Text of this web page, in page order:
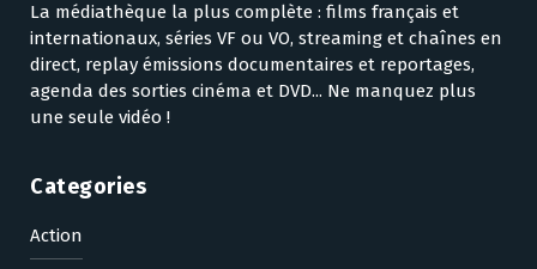
La médiathèque la plus complète : films français et
internationaux, séries VF ou VO, streaming et chaînes en
direct, replay émissions documentaires et reportages,
agenda des sorties cinéma et DVD... Ne manquez plus
une seule vidéo !
Categories
Action